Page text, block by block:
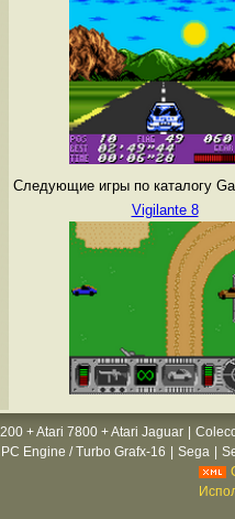
Следующие игры по каталогу
Vigilante 8
+ Atari 7800 + Atari Jaguar
PC Engine / Turbo Grafx-16
Sega